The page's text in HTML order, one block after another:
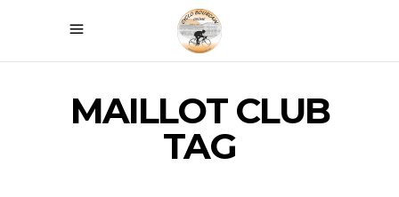
MAILLOT CLUB
TAG